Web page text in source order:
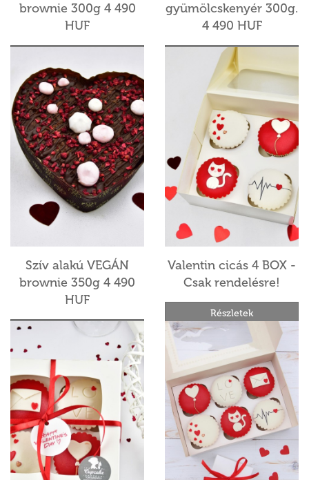
brownie 300g 4 490
HUF
gyümölcskenyér 300g.
4 490 HUF
Részletek
Szív alakú VEGÁN
brownie 350g 4 490
HUF
Részletek
Valentin cicás 4 BOX -
Csak rendelésre!
Részletek